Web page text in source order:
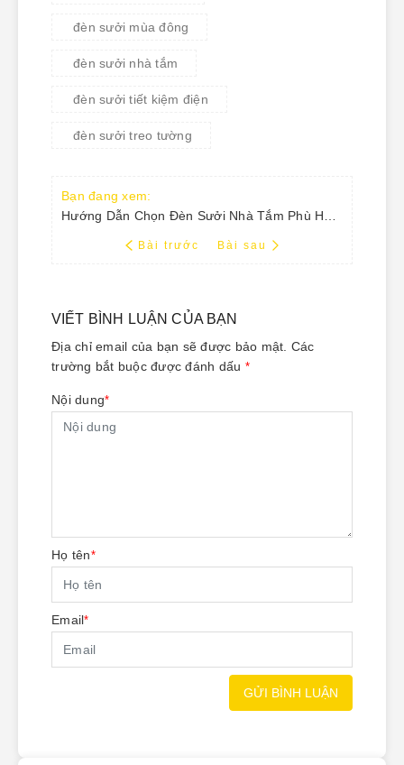
đèn sưởi mùa đông
đèn sưởi nhà tắm
đèn sưởi tiết kiệm điện
đèn sưởi treo tường
Bạn đang xem:
Hướng Dẫn Chọn Đèn Sưởi Nhà Tắm Phù Hợp: Giữ Ấm Mùa Đông, An Toàn Tuyệt Đối
Bài trước Bài sau
VIẾT BÌNH LUẬN CỦA BẠN
Địa chỉ email của bạn sẽ được bảo mật. Các
trường bắt buộc được đánh dấu *
Nội dung*
Họ tên*
Email*
GỬI BÌNH LUẬN